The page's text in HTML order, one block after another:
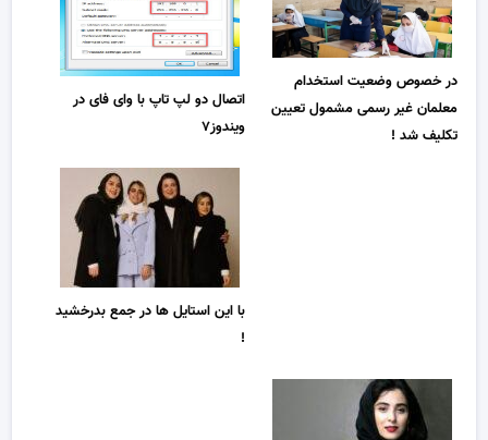
در خصوص وضعیت استخدام
معلمان غیر رسمی مشمول تعیین
تکلیف شد !
اتصال دو لپ تاپ با وای فای در
ویندوز۷
با این استایل ها در جمع بدرخشید
!